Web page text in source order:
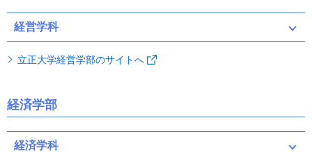
経営学科
立正大学経営学部のサイトへ
経済学部
経済学科